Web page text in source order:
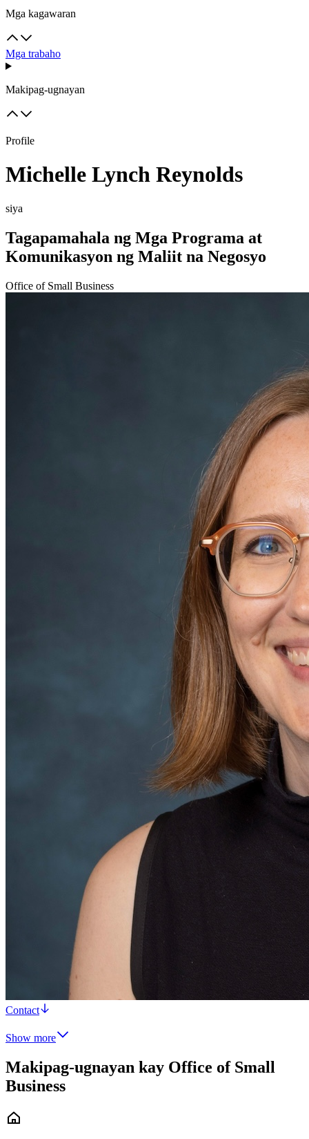
Mga kagawaran
Mga trabaho
Makipag-ugnayan
Profile
Michelle Lynch Reynolds
siya
Tagapamahala ng Mga Programa at
Komunikasyon ng Maliit na Negosyo
Office of Small Business
Contact
Show more
Makipag-ugnayan kay Office of Small
Business